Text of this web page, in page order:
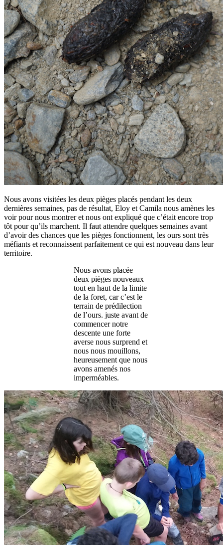
Nous avons visitées les deux pièges placés pendant les deux
dernières semaines, pas de résultat, Eloy et Camila nous amènes les
voir pour nous montrer et nous ont expliqué que c’était encore trop
tôt pour qu’ils marchent. Il faut attendre quelques semaines avant
d’avoir des chances que les pièges fonctionnent, les ours sont très
méfiants et reconnaissent parfaitement ce qui est nouveau dans leur
territoire.
Nous avons placée
deux pièges nouveaux
tout en haut de la limite
de la foret, car c’est le
terrain de prédilection
de l’ours. juste avant de
commencer notre
descente une forte
averse nous surprend et
nous nous mouillons,
heureusement que nous
avons amenés nos
imperméables.